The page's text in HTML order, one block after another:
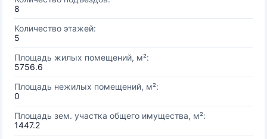
8
Количество этажей:
5
Площадь жилых помещений, м²:
5756.6
Площадь нежилых помещений, м²:
0
Площадь зем. участка общего имущества, м²:
1447.2